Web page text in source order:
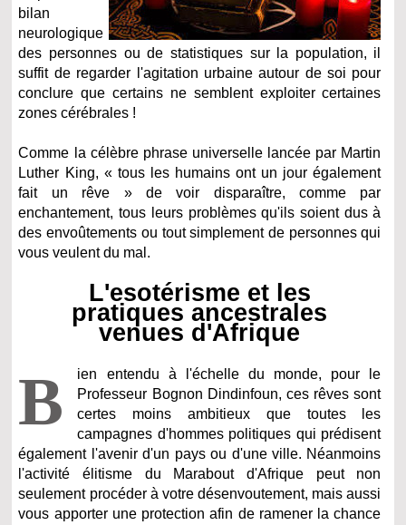
bilan
neurologique
des personnes ou de statistiques sur la population, il
suffit de regarder l'agitation urbaine autour de soi pour
conclure que certains ne semblent exploiter certaines
zones cérébrales !
Comme la célèbre phrase universelle lancée par Martin
Luther King, « tous les humains ont un jour également
fait un rêve » de voir disparaître, comme par
enchantement, tous leurs problèmes qu'ils soient dus à
des envoûtements ou tout simplement de personnes qui
vous veulent du mal.
L'esotérisme et les
pratiques ancestrales
venues d'Afrique
B
ien entendu à l'échelle du monde, pour le
Professeur Bognon Dindinfoun, ces rêves sont
certes moins ambitieux que toutes les
campagnes d'hommes politiques qui prédisent
également l'avenir d'un pays ou d'une ville. Néanmoins
l'activité élitisme du Marabout d'Afrique peut non
seulement procéder à votre désenvoutement, mais aussi
vous apporter une protection afin de ramener la chance